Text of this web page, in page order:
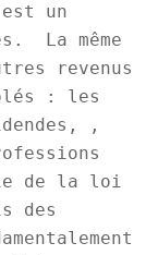
un
La même
revenus
: les
,
de la loi
des